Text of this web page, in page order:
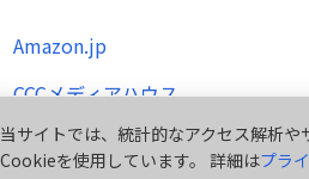
Amazon.jp
CCCメディアハウス
当サイトでは、統計的なアクセス解析
Cookieを使用しています。 詳細はプラ